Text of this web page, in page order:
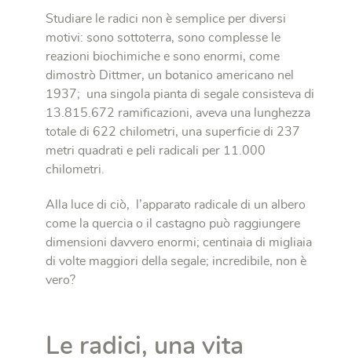
Studiare le radici non è semplice per diversi
motivi: sono sottoterra, sono complesse le
reazioni biochimiche e sono enormi, come
dimostrò Dittmer, un botanico americano nel
1937; una singola pianta di segale consisteva di
13.815.672 ramificazioni, aveva una lunghezza
totale di 622 chilometri, una superficie di 237
metri quadrati e peli radicali per 11.000
chilometri.
Alla luce di ciò, l’apparato radicale di un albero
come la quercia o il castagno può raggiungere
dimensioni davvero enormi; centinaia di migliaia
di volte maggiori della segale; incredibile, non è
vero?
Le radici, una vita